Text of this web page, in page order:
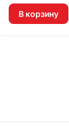
В корзину